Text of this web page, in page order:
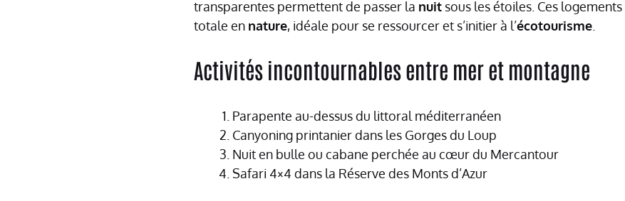
transparentes permettent de passer la nuit sous les étoiles. Ces
totale en nature, idéale pour se ressourcer et s’initier à l’écotourisme
Activités incontournables entre mer et montagne
Parapente au-dessus du littoral méditerranéen
Canyoning printanier dans les Gorges du Loup
Nuit en bulle ou cabane perchée au cœur du Mercantour
Safari 4×4 dans la Réserve des Monts d’Azur